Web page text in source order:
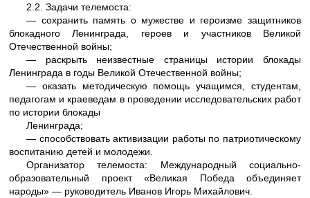
2.2. Задачи телемоста:
― сохранить память о мужестве и героизме защитников
блокадного Ленинграда, героев и участников Великой
Отечественной войны;
― раскрыть неизвестные страницы истории блокады
Ленинграда в годы Великой Отечественной войны;
― оказать методическую помощь учащимся, студентам,
педагогам и краеведам в проведении исследовательских работ
по истории блокады
Ленинграда;
― способствовать активизации работы по патриотическому
воспитанию детей и молодежи.
Организатор телемоста: Международный социально-
образовательный проект «Великая Победа объединяет
народы» ― руководитель Иванов Игорь Михайлович.